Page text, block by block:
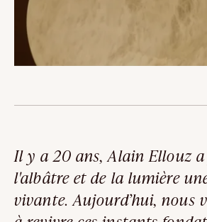
Il y a 20 ans, Alain Ellouz
l'albâtre et de la lumière
vivante. Aujourd’hui, nous